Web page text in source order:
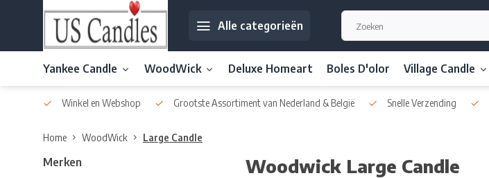
Alle categorieën
Yankee Candle WoodWick Deluxe Homeart Boles D'olor Village Candle
Winkel en Webshop Grootste Assortiment van Nederland & België Snelle Verzending
Home WoodWick Large Candle
Merken Woodwick Large Candle